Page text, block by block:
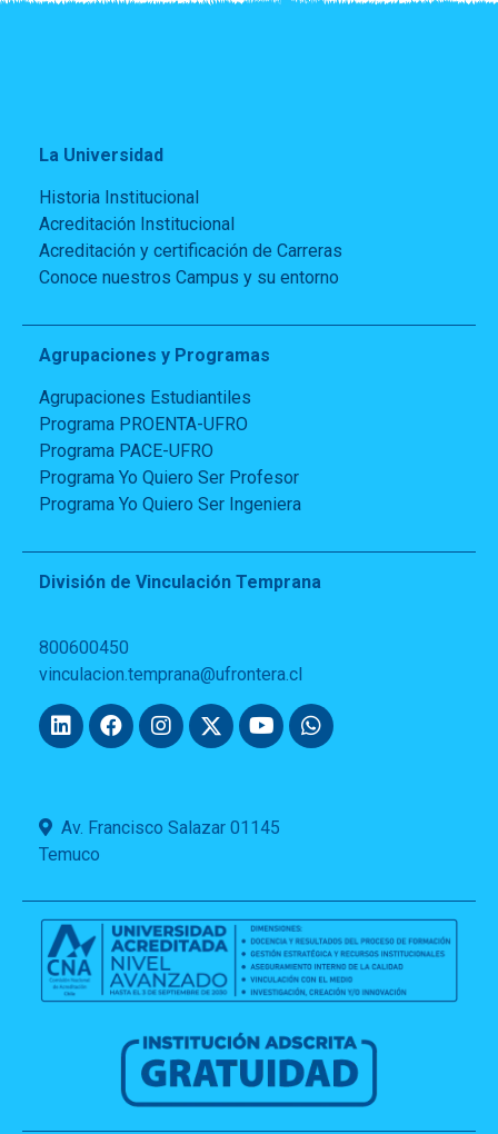
La Universidad
Historia Institucional
Acreditación Institucional
Acreditación y certificación de Carreras
Conoce nuestros Campus y su entorno
Agrupaciones y Programas
Agrupaciones Estudiantiles
Programa PROENTA-UFRO
Programa PACE-UFRO
Programa Yo Quiero Ser Profesor
Programa Yo Quiero Ser Ingeniera
División de Vinculación Temprana
800600450
vinculacion.temprana@ufrontera.cl
Av. Francisco Salazar 01145
Temuco